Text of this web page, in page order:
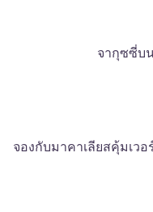
จากุซซี่บ
จองกับมาคาเลียสคุ้มเว